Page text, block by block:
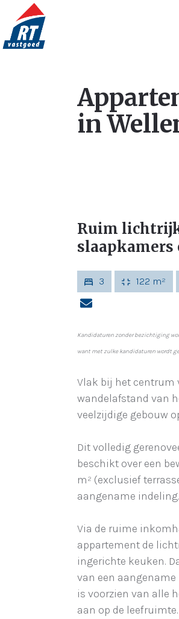
in
Ruim
slaapkamers
3 122 m²
Kandidaturen zonder bezichtiging
want met zulke kandidaturen wordt
Vlak bij het centrum
wandelafstand van
veelzijdige gebouw
Dit volledig
beschikt over een
m² (exclusief
aangename indeling.
Via de ruime
appartement de
ingerichte keuken.
van een
is voorzien van alle
aan op de